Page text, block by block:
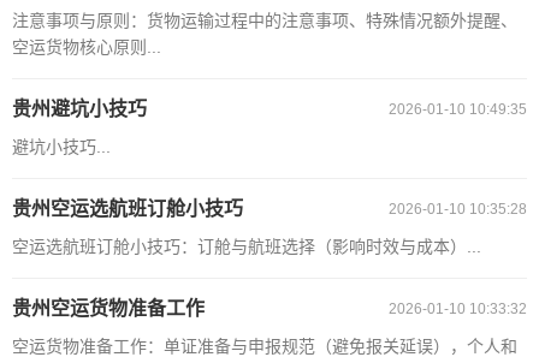
注意事项与原则：货物运输过程中的注意事项、特殊情况额外提醒、
空运货物核心原则...
2026-01-10 10:49:35
贵州避坑小技巧
避坑小技巧...
2026-01-10 10:35:28
贵州空运选航班订舱小技巧
空运选航班订舱小技巧：订舱与航班选择（影响时效与成本）...
2026-01-10 10:33:32
贵州空运货物准备工作
空运货物准备工作：单证准备与申报规范（避免报关延误），个人和